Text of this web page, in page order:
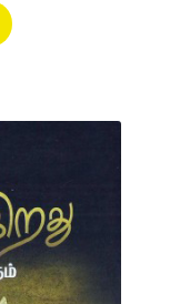
is:
₹54.00.